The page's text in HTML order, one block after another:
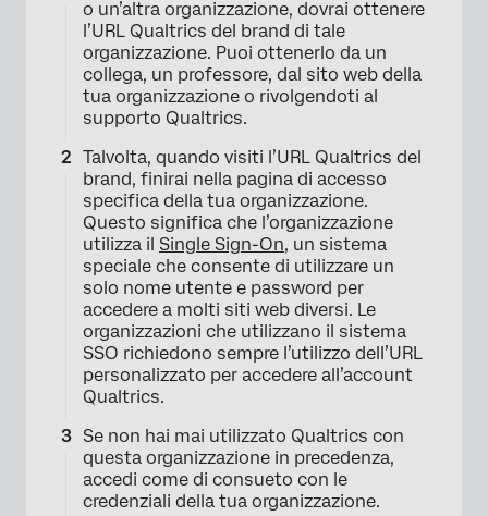
×
o un’altra organizzazione, dovrai ottenere
l’URL Qualtrics del brand di tale
organizzazione. Puoi ottenerlo da un
collega, un professore, dal sito web della
tua organizzazione o rivolgendoti al
supporto Qualtrics.
Talvolta, quando visiti l’URL Qualtrics del
brand, finirai nella pagina di accesso
specifica della tua organizzazione.
Questo significa che l’organizzazione
utilizza il Single Sign-On, un sistema
speciale che consente di utilizzare un
solo nome utente e password per
accedere a molti siti web diversi. Le
organizzazioni che utilizzano il sistema
SSO richiedono sempre l’utilizzo dell’URL
personalizzato per accedere all’account
Qualtrics.
Se non hai mai utilizzato Qualtrics con
questa organizzazione in precedenza,
accedi come di consueto con le
credenziali della tua organizzazione.